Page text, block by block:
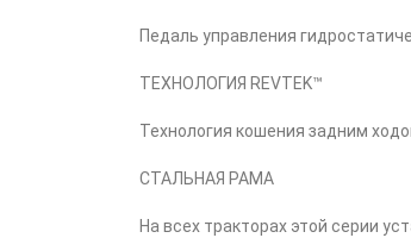
Педаль управления
ТЕХНОЛОГИЯ REVTEK™
Технология кошения задним
СТАЛЬНАЯ РАМА
На всех тракторах этой серии